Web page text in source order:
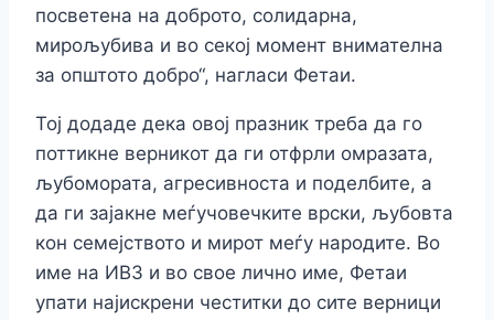
посветена на доброто, солидарна,
мирољубива и во секој момент внимателна
за општото добро“, нагласи Фетаи.
Тој додаде дека овој празник треба да го
поттикне верникот да ги отфрли омразата,
љубомората, агресивноста и поделбите, а
да ги зајакне меѓучовечките врски, љубовта
кон семејството и мирот меѓу народите. Во
име на ИВЗ и во свое лично име, Фетаи
упати најискрени честитки до сите верници